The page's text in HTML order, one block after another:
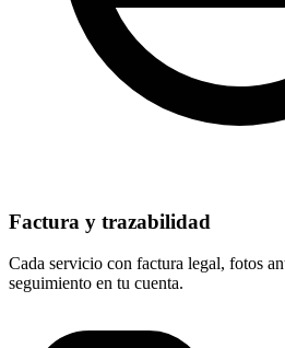
Factura y trazabilidad
Cada servicio con factura legal, fotos
seguimiento en tu cuenta.